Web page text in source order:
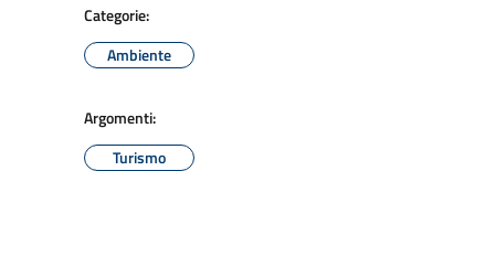
Categorie:
Ambiente
Argomenti:
Turismo